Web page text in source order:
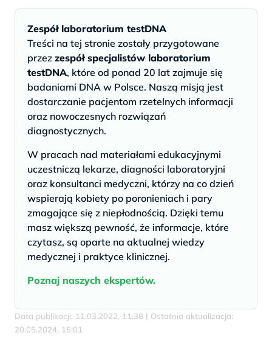
Zespół laboratorium testDNA
Treści na tej stronie zostały przygotowane
przez zespół specjalistów laboratorium
testDNA, które od ponad 20 lat zajmuje się
badaniami DNA w Polsce. Naszą misją jest
dostarczanie pacjentom rzetelnych informacji
oraz nowoczesnych rozwiązań
diagnostycznych.
W pracach nad materiałami edukacyjnymi
uczestniczą lekarze, diagności laboratoryjni
oraz konsultanci medyczni, którzy na co dzień
wspierają kobiety po poronieniach i pary
zmagające się z niepłodnością. Dzięki temu
masz większą pewność, że informacje, które
czytasz, są oparte na aktualnej wiedzy
medycznej i praktyce klinicznej.
Poznaj naszych ekspertów.
Data publikacji: 11.03.2022, 11:38 | Ostatnia aktualizacja:
20.05.2024, 15:01